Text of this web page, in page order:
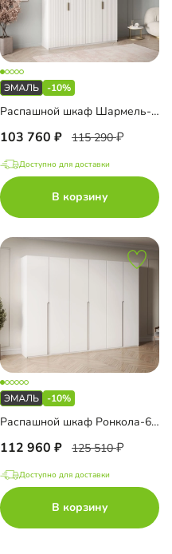
-10%
Распашной шкаф Шармель-4.2 Лайф Эмаль с антресолью
103 760 115 290
Доступно для доставки
В корзину
-10%
Распашной шкаф Ронкола-6 Эмаль
112 960 125 510
Доступно для доставки
В корзину